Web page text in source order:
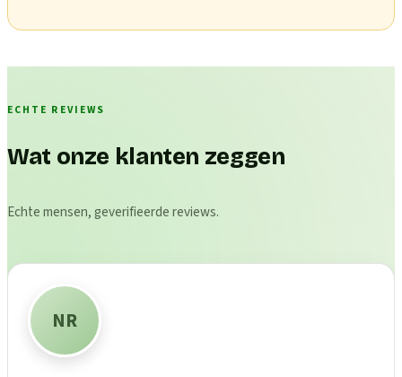
ECHTE REVIEWS
Wat onze klanten zeggen
Echte mensen, geverifieerde reviews.
NR